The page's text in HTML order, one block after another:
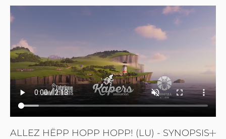
ALLEZ HËPP HOPP HOPP! (LU) - SYNOPSIS